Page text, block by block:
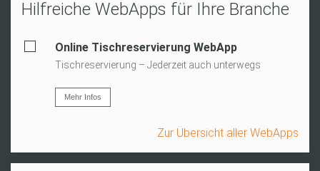
Hilfreiche WebApps für Ihre Branche
Online Tischreservierung WebApp
Tischreservierung – Jederzeit auch unterwegs
Mehr Infos
Zur Übersicht aller WebApps